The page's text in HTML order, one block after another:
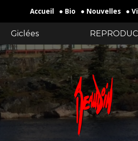
Accueil ● Bio ● Nouvelles ●
Giclées